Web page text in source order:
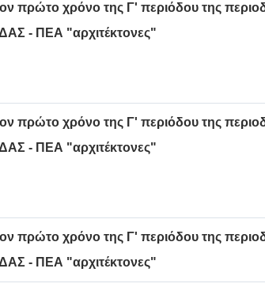
πρώτο χρόνο της Γ' περιόδου της
- ΠΕΑ "αρχιτέκτονες"
πρώτο χρόνο της Γ' περιόδου της
- ΠΕΑ "αρχιτέκτονες"
πρώτο χρόνο της Γ' περιόδου της
- ΠΕΑ "αρχιτέκτονες"